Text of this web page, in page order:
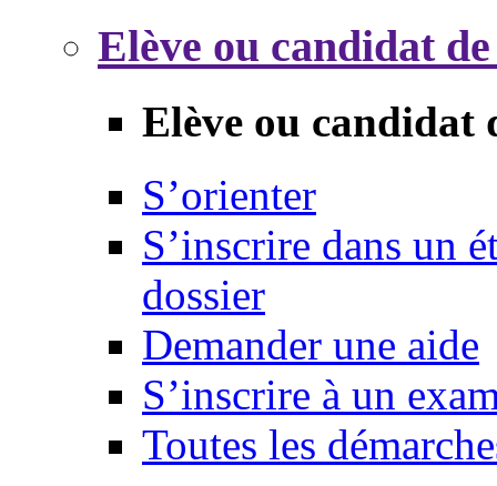
Elève ou candidat
Elève ou candidat
S’orienter
S’inscrire dans un
dossier
Demander une aide
S’inscrire à un
Toutes les